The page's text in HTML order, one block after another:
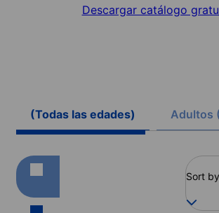
Descargar catálogo
(Todas las edades) Adultos
Sort